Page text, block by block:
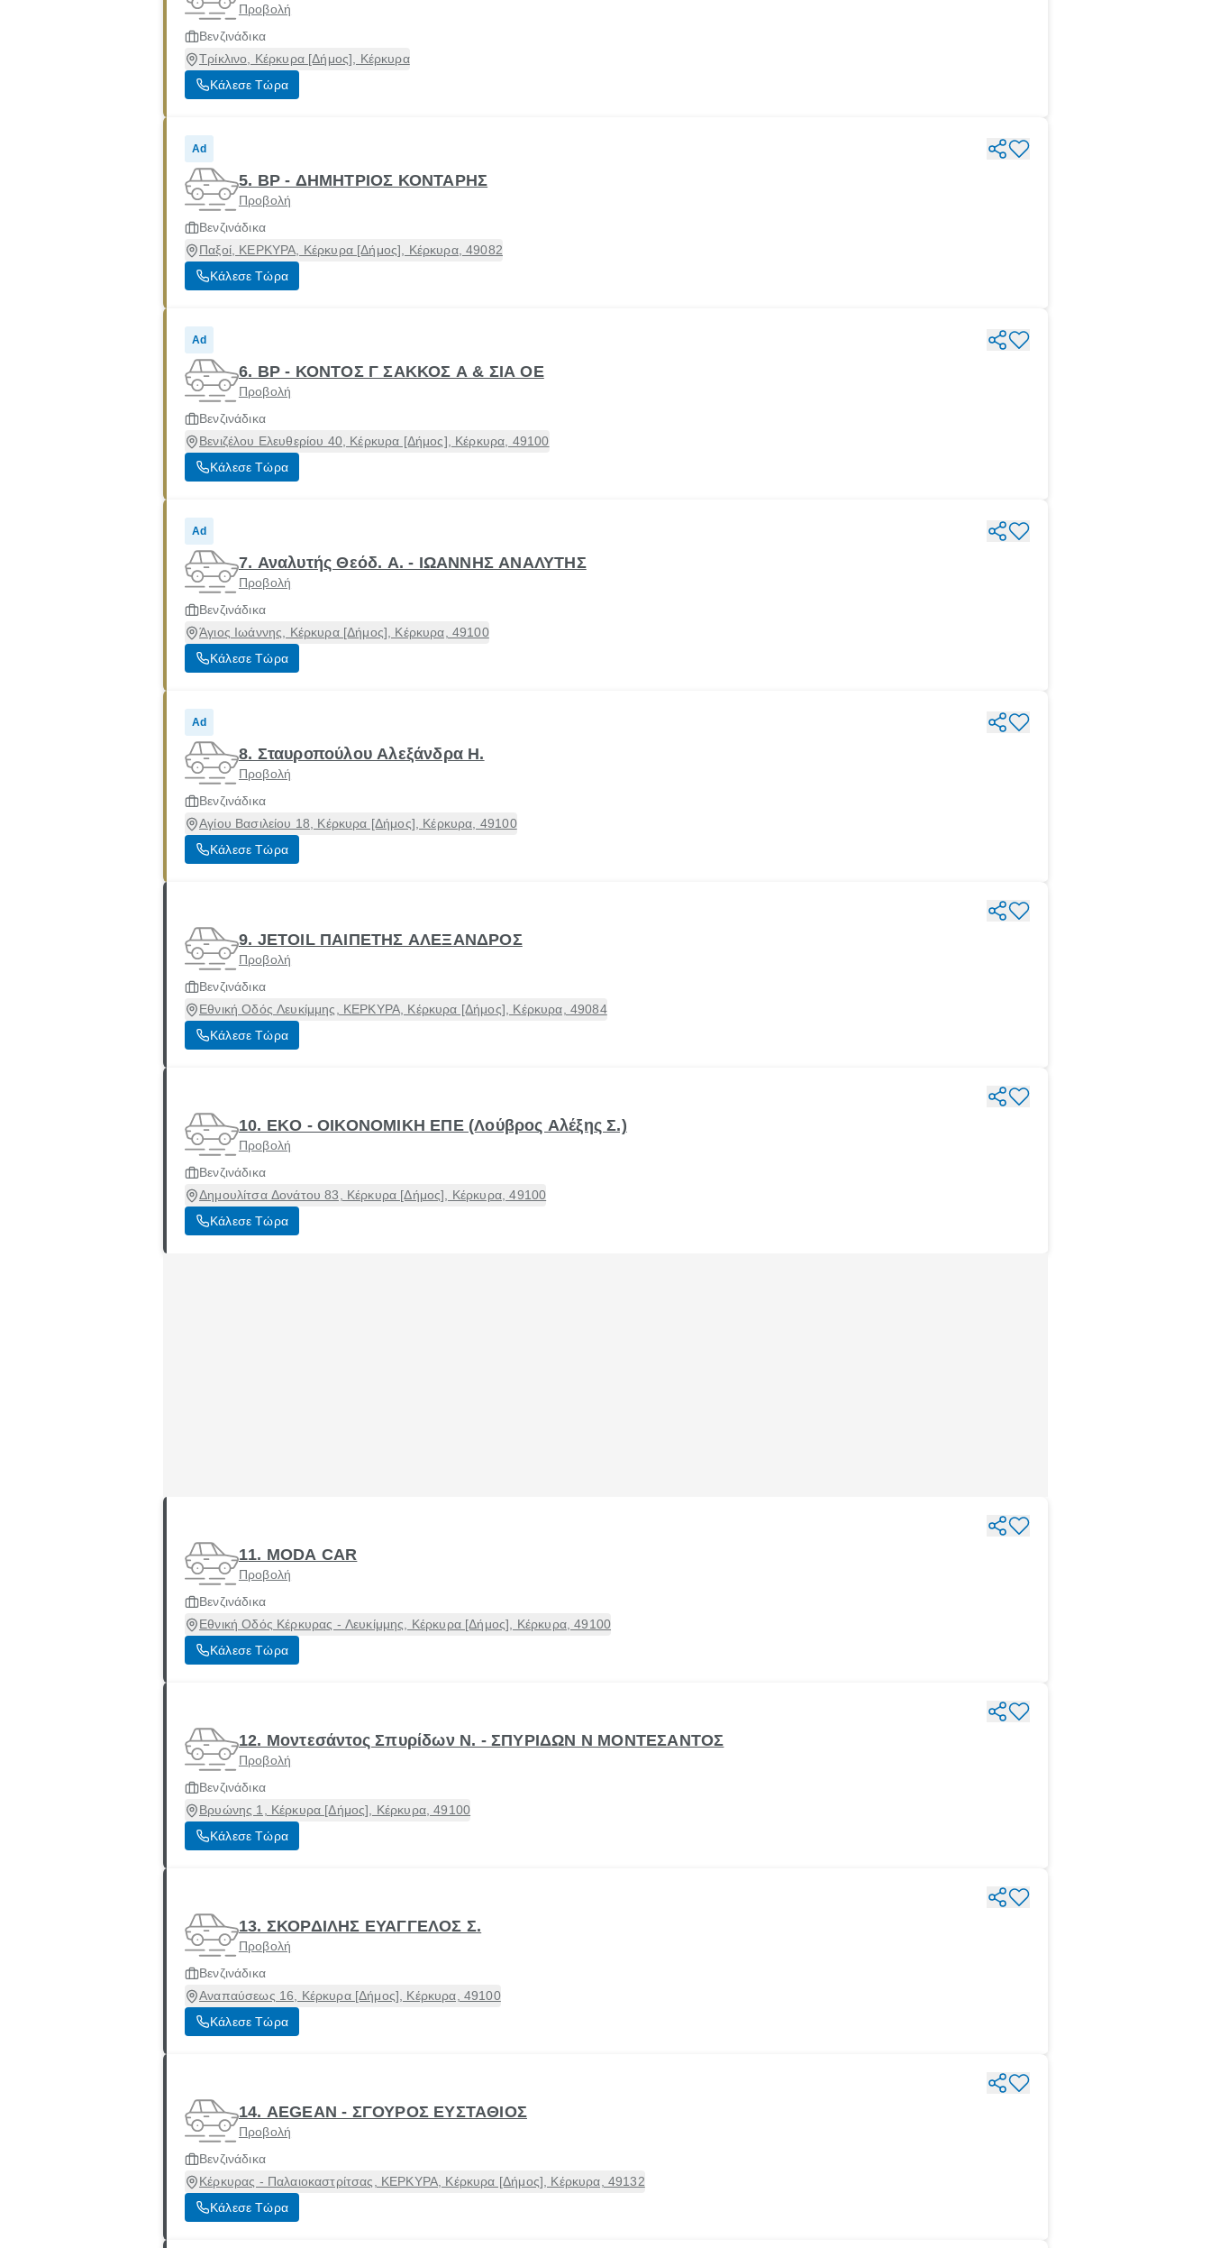
Προβολή
Βενζινάδικα
Τρίκλινο, Κέρκυρα [Δήμος], Κέρκυρα
Κάλεσε Τώρα
Ad
5. BP - ΔΗΜΗΤΡΙΟΣ ΚΟΝΤΑΡΗΣ
Προβολή
Βενζινάδικα
Παξοί, ΚΕΡΚΥΡΑ, Κέρκυρα [Δήμος], Κέρκυρα, 49082
Κάλεσε Τώρα
Ad
6. BP - ΚΟΝΤΟΣ Γ ΣΑΚΚΟΣ Α & ΣΙΑ ΟΕ
Προβολή
Βενζινάδικα
Βενιζέλου Ελευθερίου 40, Κέρκυρα [Δήμος], Κέρκυρα, 49100
Κάλεσε Τώρα
Ad
7. Αναλυτής Θεόδ. Α. - ΙΩΑΝΝΗΣ ΑΝΑΛΥΤΗΣ
Προβολή
Βενζινάδικα
Άγιος Ιωάννης, Κέρκυρα [Δήμος], Κέρκυρα, 49100
Κάλεσε Τώρα
Ad
8. Σταυροπούλου Αλεξάνδρα Η.
Προβολή
Βενζινάδικα
Αγίου Βασιλείου 18, Κέρκυρα [Δήμος], Κέρκυρα, 49100
Κάλεσε Τώρα
9. JETOIL ΠΑΙΠΕΤΗΣ ΑΛΕΞΑΝΔΡΟΣ
Προβολή
Βενζινάδικα
Εθνική Οδός Λευκίμμης, ΚΕΡΚΥΡΑ, Κέρκυρα [Δήμος], Κέρκυρα, 49084
Κάλεσε Τώρα
10. EKO - ΟΙΚΟΝΟΜΙΚΗ ΕΠΕ (Λούβρος Αλέξης Σ.)
Προβολή
Βενζινάδικα
Δημουλίτσα Δονάτου 83, Κέρκυρα [Δήμος], Κέρκυρα, 49100
Κάλεσε Τώρα
11. MODA CAR
Προβολή
Βενζινάδικα
Εθνική Οδός Κέρκυρας - Λευκίμμης, Κέρκυρα [Δήμος], Κέρκυρα, 49100
Κάλεσε Τώρα
12. Μοντεσάντος Σπυρίδων Ν. - ΣΠΥΡΙΔΩΝ Ν ΜΟΝΤΕΣΑΝΤΟΣ
Προβολή
Βενζινάδικα
Βρυώνης 1, Κέρκυρα [Δήμος], Κέρκυρα, 49100
Κάλεσε Τώρα
13. ΣΚΟΡΔΙΛΗΣ ΕΥΑΓΓΕΛΟΣ Σ.
Προβολή
Βενζινάδικα
Αναπαύσεως 16, Κέρκυρα [Δήμος], Κέρκυρα, 49100
Κάλεσε Τώρα
14. AEGEAN - ΣΓΟΥΡΟΣ ΕΥΣΤΑΘΙΟΣ
Προβολή
Βενζινάδικα
Κέρκυρας - Παλαιοκαστρίτσας, ΚΕΡΚΥΡΑ, Κέρκυρα [Δήμος], Κέρκυρα, 49132
Κάλεσε Τώρα